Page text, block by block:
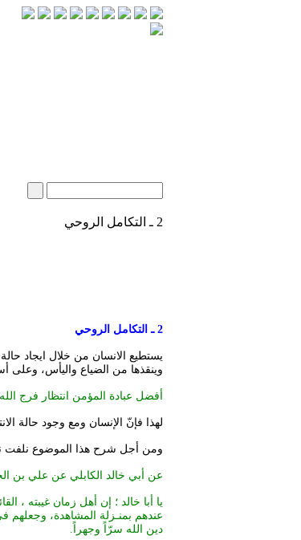
2 ـ التكامل الروحي
2 ـ التكامل الروحي
يستطيع الانسان من خلال ايجاد
وينقذها من الضياع واليأس، وعلى
أفضل عبادة المؤمن انتظار فرج الله(
لهذا فإنّ الإنسان ومع وجود حالة
ومن أجل شرح هذا الموضوع نلفت
عن أبي خالد الكابلي عن علي بن
يا أبا خالد ؛ إن أهل زمان غيبته ،
عندهم بمنـزلة المشاهدة، وجعلهم
دين الله سرّاً وجهراً.